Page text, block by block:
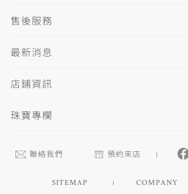
售後服務
最新消息
店鋪資訊
珠寶專欄
聯絡我們 預約來店
SITEMAP COMPANY